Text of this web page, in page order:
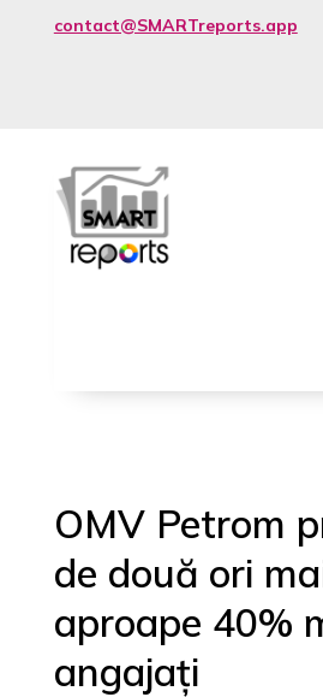
contact@SMARTreports.app |
OMV Petrom
de două ori
aproape 40%
angajați